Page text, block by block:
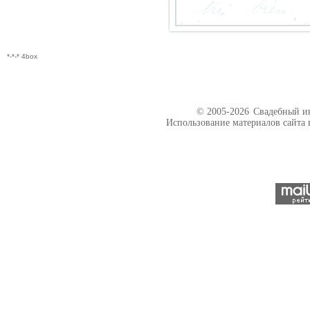
*-*-* 4box
© 2005-2026 Свадебный
Использование материалов